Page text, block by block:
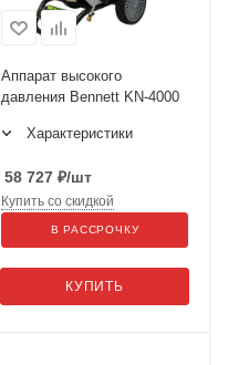
Аппарат высокого
давления Bennett KN-4000
Характеристики
58 727 ₽/шт
КУПИТЬ
Купить со скидкой
В РАССРОЧКУ